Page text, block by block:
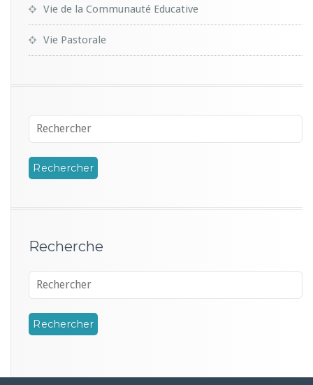
Vie de la Communauté Educative
Vie Pastorale
Recherche